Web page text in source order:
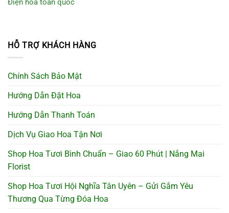
Điện hoa toàn quốc
HỖ TRỢ KHÁCH HÀNG
Chính Sách Bảo Mật
Hướng Dẫn Đặt Hoa
Hướng Dẫn Thanh Toán
Dịch Vụ Giao Hoa Tận Nơi
Shop Hoa Tươi Bình Chuẩn – Giao 60 Phút | Nắng Mai
Florist
Shop Hoa Tươi Hội Nghĩa Tân Uyên – Gửi Gắm Yêu
Thương Qua Từng Đóa Hoa